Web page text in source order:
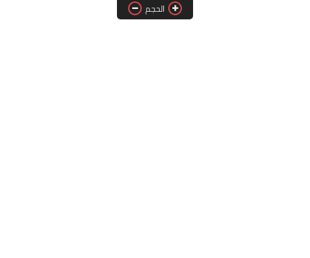
الحجم